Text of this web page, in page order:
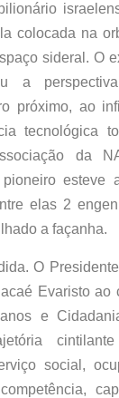
colocada na
sideral. O
a
próximo, ao
tecnológica
da
esteve
elas 2
a façanha.
O
Evaristo ao
e
social,